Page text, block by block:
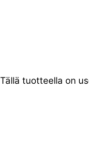
Tällä tuotteella on